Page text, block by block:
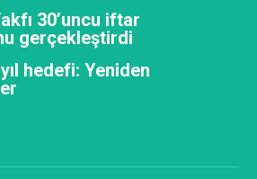
30’uncu iftar
gerçekleştirdi
hedefi: Yeniden